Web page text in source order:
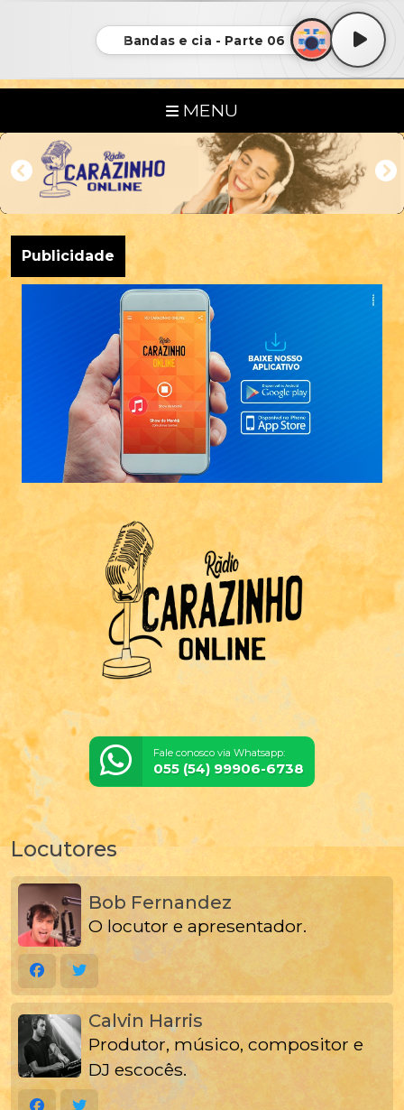
Bandas e cia - Parte 06
MENU
Publicidade
Fale conosco via Whatsapp:
055 (54) 99906-6738
Locutores
Bob Fernandez
O locutor e apresentador.
Calvin Harris
Produtor, músico, compositor e
DJ escocês.